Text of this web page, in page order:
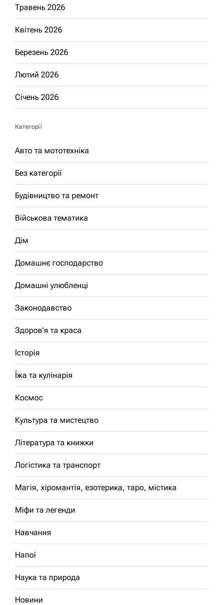
Травень 2026
Квітень 2026
Березень 2026
Лютий 2026
Січень 2026
Категорії
Авто та мототехніка
Без категорії
Будівництво та ремонт
Військова тематика
Дім
Домашнє господарство
Домашні улюбленці
Законодавство
Здоров'я та краса
Історія
Їжа та кулінарія
Космос
Культура та мистецтво
Література та книжки
Логістика та транспорт
Магія, хіромантія, езотерика, таро, містика
Міфи та легенди
Навчання
Напої
Наука та природа
Новини